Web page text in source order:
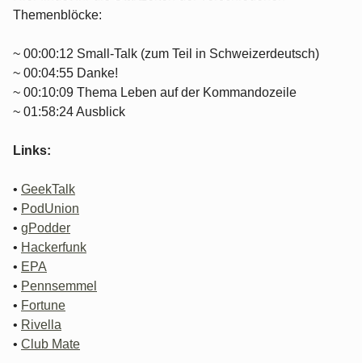
Themenblöcke:
~ 00:00:12 Small-Talk (zum Teil in Schweizerdeutsch)
~ 00:04:55 Danke!
~ 00:10:09 Thema Leben auf der Kommandozeile
~ 01:58:24 Ausblick
Links:
• GeekTalk
• PodUnion
• gPodder
• Hackerfunk
• EPA
• Pennsemmel
• Fortune
• Rivella
• Club Mate